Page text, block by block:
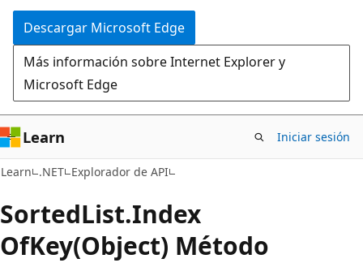
la
página
Descargar Microsoft Edge
Más información sobre Internet Explorer y
Microsoft Edge
Learn Iniciar sesión
Learn .NET Explorador de API
SortedList.Index
OfKey(Object) Método